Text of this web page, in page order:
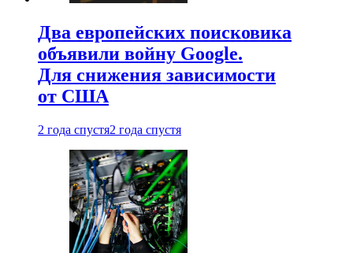
Два европейских поисковика
объявили войну Google.
Для снижения зависимости
от США
2 года спустя2 года спустя